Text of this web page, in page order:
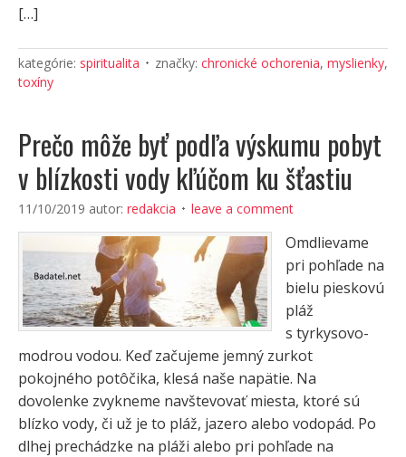
[…]
kategórie: spiritualita značky: chronické ochorenia, myslienky,
toxíny
Prečo môže byť podľa výskumu pobyt
v blízkosti vody kľúčom ku šťastiu
11/10/2019 autor: redakcia leave a comment
Omdlievame
pri pohľade na
bielu pieskovú
pláž
s tyrkysovo-
modrou vodou. Keď začujeme jemný zurkot
pokojného potôčika, klesá naše napätie. Na
dovolenke zvykneme navštevovať miesta, ktoré sú
blízko vody, či už je to pláž, jazero alebo vodopád. Po
dlhej prechádzke na pláži alebo pri pohľade na